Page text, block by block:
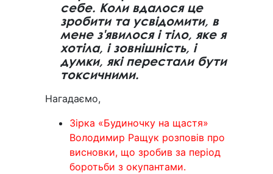
себе. Коли вдалося це
зробити та усвідомити, в
мене з'явилося і тіло, яке я
хотіла, і зовнішність, і
думки, які перестали бути
токсичними.
Нагадаємо,
Зірка «Будиночку на щастя»
Володимир Ращук розповів про
висновки, що зробив за період
боротьби з окупантами.